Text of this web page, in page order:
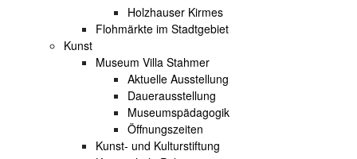
Holzhauser Kirmes
Flohmärkte im Stadtgebiet
Kunst
Museum Villa Stahmer
Aktuelle Ausstellung
Dauerausstellung
Museumspädagogik
Öffnungszeiten
Kunst- und Kulturstiftung